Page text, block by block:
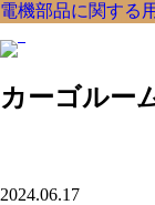
クルマの大辞典、購入
カーゴルー
電機部品に関する
2024.06.17
電機部品に関する
電機部品に関する
電機部品に関する
電機部品に関する
電機部品に関する
電機部品に関する
電機部品に関する
電機部品に関する